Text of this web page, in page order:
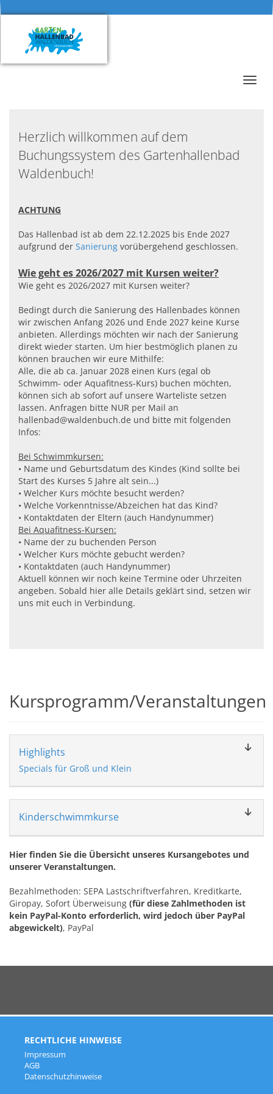
Herzlich willkommen auf dem
Buchungssystem des Gartenhallenbad
Waldenbuch!
ACHTUNG
Das Hallenbad ist ab dem 22.12.2025 bis Ende 2027
aufgrund der Sanierung vorübergehend geschlossen.
Wie geht es 2026/2027 mit Kursen weiter?
Wie geht es 2026/2027 mit Kursen weiter?
Bedingt durch die Sanierung des Hallenbades können
wir zwischen Anfang 2026 und Ende 2027 keine Kurse
anbieten. Allerdings möchten wir nach der Sanierung
direkt wieder starten. Um hier bestmöglich planen zu
können brauchen wir eure Mithilfe:
Alle, die ab ca. Januar 2028 einen Kurs (egal ob
Schwimm- oder Aquafitness-Kurs) buchen möchten,
können sich ab sofort auf unsere Warteliste setzen
lassen. Anfragen bitte NUR per Mail an
hallenbad@waldenbuch.de und bitte mit folgenden
Infos:
Bei Schwimmkursen:
• Name und Geburtsdatum des Kindes (Kind sollte bei
Start des Kurses 5 Jahre alt sein...)
• Welcher Kurs möchte besucht werden?
• Welche Vorkenntnisse/Abzeichen hat das Kind?
• Kontaktdaten der Eltern (auch Handynummer)
Bei Aquafitness-Kursen:
• Name der zu buchenden Person
• Welcher Kurs möchte gebucht werden?
• Kontaktdaten (auch Handynummer)
Aktuell können wir noch keine Termine oder Uhrzeiten
angeben. Sobald hier alle Details geklärt sind, setzen wir
uns mit euch in Verbindung.
Kursprogramm/Veranstaltungen
Highlights
Specials für Groß und Klein
Kinderschwimmkurse
Hier finden Sie die Übersicht unseres Kursangebotes und
unserer Veranstaltungen.
Bezahlmethoden: SEPA Lastschriftverfahren, Kreditkarte,
Giropay, Sofort Überweisung (für diese Zahlmethoden ist
kein PayPal-Konto erforderlich, wird jedoch über PayPal
abgewickelt), PayPal
Rechtliche Hinweise
Impressum
AGB
Datenschutzhinweise